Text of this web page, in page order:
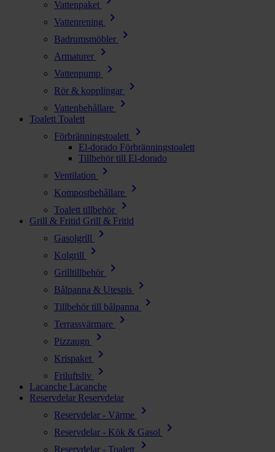
Vattenpaket
Vattenrening chevron_right
Badrumsmöbler chevron_right
Armaturer chevron_right
Vattenpump chevron_right
Rör & kopplingar chevron_right
Vattenbehållare chevron_right
Toalett Toalett
Förbränningstoalett
chevron_right
El-dorado Förbränningstoalett
Tillbehör till El-dorado
Ventilation
chevron_right
Kompostbehållare chevron_right
Toalett tillbehör chevron_right
Grill & Fritid Grill & Fritid
Gasolgrill
chevron_right
Kolgrill chevron_right
Grilltillbehör chevron_right
Bålpanna & Utespis chevron_right
Tillbehör till bålpanna chevron_right
Terrassvärmare chevron_right
Pizzaugn chevron_right
Krispaket chevron_right
Friluftsliv chevron_right
Lacanche Lacanche
Reservdelar Reservdelar
Reservdelar - Värme
chevron_right
Reservdelar - Kök & Gasol chevron_right
Reservdelar - Toalett chevron_right